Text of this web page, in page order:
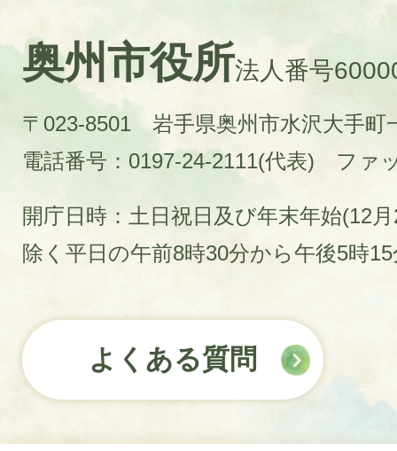
奥州市役所法人番号
〒023-8501 岩手県奥州市水沢大手町
電話番号：0197-24-2111(代表)
ファ
開庁日時：土日祝日及び年末年始(12
除く平日の午前8時30分から午後5時
よくある質問